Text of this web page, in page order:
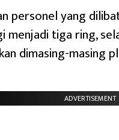
personel yang
menjadi tiga ring,
dimasing-masing
ADVERTISEMENT